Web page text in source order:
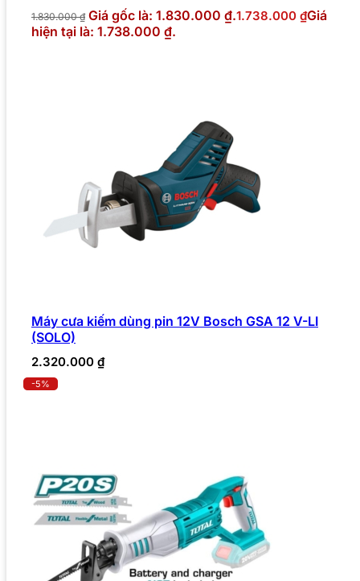
1.830.000₫ Giá gốc là: 1.830.000 ₫.1.738.000 ₫Giá
hiện tại là: 1.738.000 ₫.
Máy cưa kiếm dùng pin 12V Bosch GSA 12 V-LI
(SOLO)
2.320.000 ₫
-5%